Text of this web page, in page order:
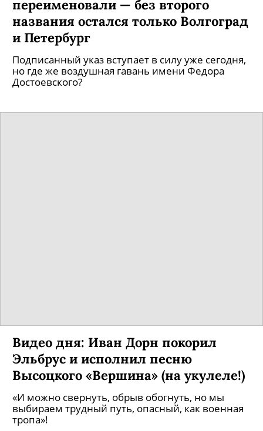
переименовали — без второго
названия остался только Волгоград
и Петербург
Подписанный указ вступает в силу уже сегодня,
но где же воздушная гавань имени Федора
Достоевского?
Видео дня: Иван Дорн покорил
Эльбрус и исполнил песню
Высоцкого «Вершина» (на укулеле!)
«И можно свернуть, обрыв обогнуть, но мы
выбираем трудный путь, опасный, как военная
тропа»!